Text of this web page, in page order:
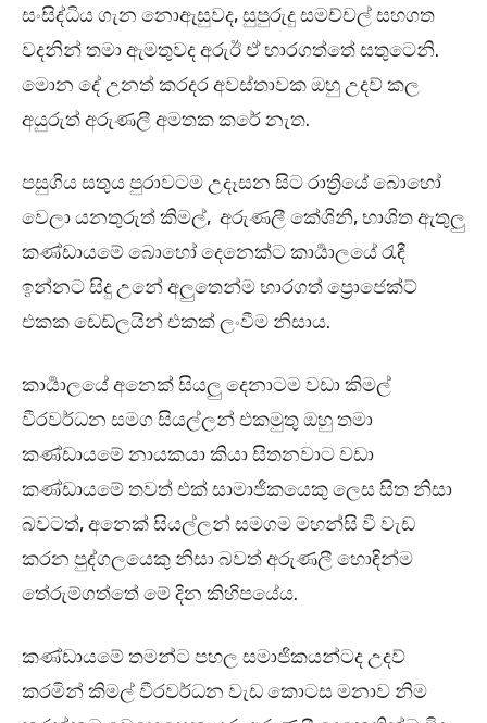
සංසිද්ධිය ගැන නොඇසුවද, සුපුරුදු සමච්චල් සහගත
වදනින් තමා ඇමතුවද අරුඊ ඒ භාරගත්තේ සතුටෙනි.
මොන දේ උනත් කරදර අවස්තාවක ඔහු උදව් කල
අයුරුත් අරුණලී අමතක කරේ නැත.
පසුගිය සතුය පුරාවටම උදෑසන සිට රාත්‍රියේ බොහෝ
වෙලා යනතුරුත් කිමල්, අරුණලී කේශිනී, භාශිත ඇතුලු
කණ්ඩායමේ බොහෝ දෙනෙක්ට කාර්‍යාලයේ රැඳී
ඉන්නට සිදු උනේ අලුතෙන්ම භාරගත් ප්‍රොජෙක්ට්
එකක ඩෙඩ්ලයින් එකක් ලංවීම නිසාය.
කාර්‍යාලයේ අනෙක් සියලු දෙනාටම වඩා කිමල්
වීරවර්ධන සමග සියල්ලන් එකමුතු ඔහු තමා
කණ්ඩායමේ නායකයා කියා සිතනවාට වඩා
කණ්ඩායමේ තවත් එක් සාමාජිකයෙකු ලෙස සිත නිසා
බවටත්, අනෙක් සියල්ලන් සමගම මහන්සි වී වැඩ
කරන පුද්ගලයෙකු නිසා බවත් අරුණලී හොඳින්ම
තේරුම්ගත්තේ මේ දින කිහිපයේය.
කණ්ඩායමේ තමන්ට පහල සමාජිකයන්ටද උදව්
කරමින් කිමල් වීරවර්ධන වැඩ කොටස මනාව නිම